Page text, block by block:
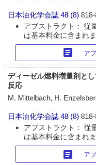
日本油化学会誌 48 (8)
アブストラクト： 従
は基本料金に含まれま
article ア
ディーゼル燃料増量剤と
反応
M. Mittelbach, H.
日本油化学会誌 48 (8)
アブストラクト： 従
は基本料金に含まれま
article ア